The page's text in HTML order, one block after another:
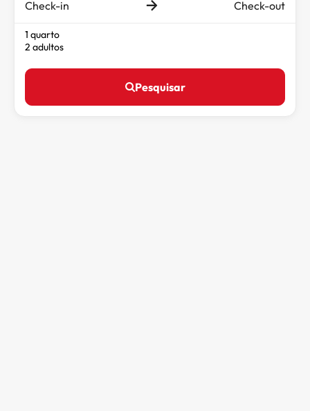
Check-in Check-out
1 quarto
2 adultos
Pesquisar